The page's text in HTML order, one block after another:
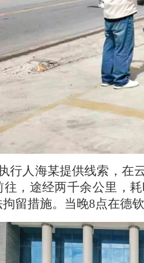
行人海某提供线索，在
，途经两千余公里，
留措施。当晚8点在德